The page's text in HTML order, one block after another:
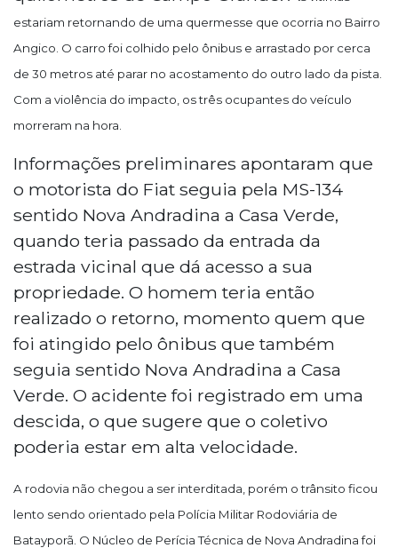
estariam retornando de uma quermesse que ocorria no Bairro
Angico. O carro foi colhido pelo ônibus e arrastado por cerca
de 30 metros até parar no acostamento do outro lado da pista.
Com a violência do impacto, os três ocupantes do veículo
morreram na hora.
Informações preliminares apontaram que
o motorista do Fiat seguia pela MS-134
sentido Nova Andradina a Casa Verde,
quando teria passado da entrada da
estrada vicinal que dá acesso a sua
propriedade. O homem teria então
realizado o retorno, momento quem que
foi atingido pelo ônibus que também
seguia sentido Nova Andradina a Casa
Verde. O acidente foi registrado em uma
descida, o que sugere que o coletivo
poderia estar em alta velocidade.
A rodovia não chegou a ser interditada, porém o trânsito ficou
lento sendo orientado pela Polícia Militar Rodoviária de
Batayporã. O Núcleo de Perícia Técnica de Nova Andradina foi